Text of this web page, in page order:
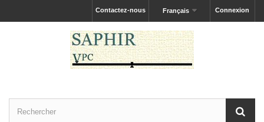
Connexion
Français
Contactez-nous